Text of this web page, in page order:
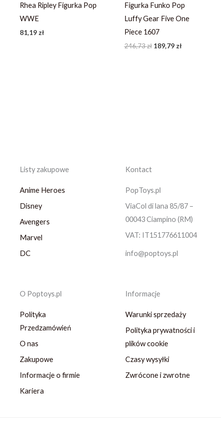
Rhea Ripley Figurka Pop
WWE
81,19 zł
Figurka Funko Pop
Luffy Gear Five One
Piece 1607
246,73zł 189,79 zł
Listy zakupowe
Anime Heroes
Disney
Avengers
Marvel
DC
Kontact
PopToys.pl
ViaCol di lana 85/87 –
00043 Ciampino (RM)
VAT: IT151776611004
info@poptoys.pl
O Poptoys.pl
Polityka
Przedzamówień
O nas
Zakupowe
Informacje o firmie
Kariera
Informacje
Warunki sprzedaży
Polityka prywatności i
plików cookie
Czasy wysyłki
Zwrócone i zwrotne